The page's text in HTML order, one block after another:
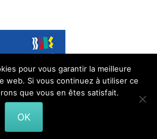
pour vous garantir la meilleure
web. Si vous continuez à utiliser ce
que vous en êtes satisfait.
OK